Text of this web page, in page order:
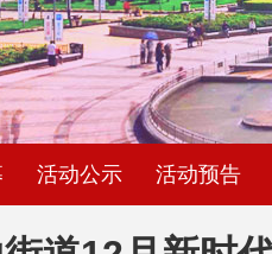
活动公示 活动预告